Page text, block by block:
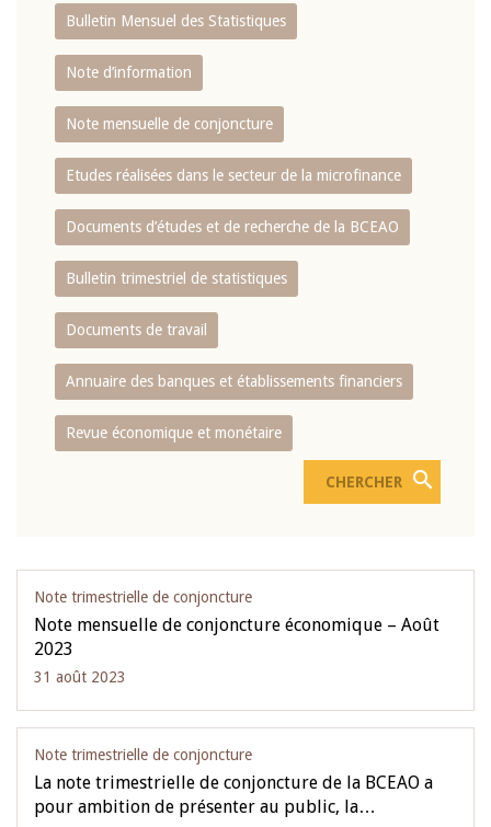
Bulletin Mensuel des Statistiques
Note d’information
Note mensuelle de conjoncture
Etudes réalisées dans le secteur de la microfinance
Documents d’études et de recherche de la BCEAO
Bulletin trimestriel de statistiques
Documents de travail
Annuaire des banques et établissements financiers
Revue économique et monétaire
Note trimestrielle de conjoncture
Note mensuelle de conjoncture économique – Août
2023
31 août 2023
Note trimestrielle de conjoncture
La note trimestrielle de conjoncture de la BCEAO a
pour ambition de présenter au public, la…